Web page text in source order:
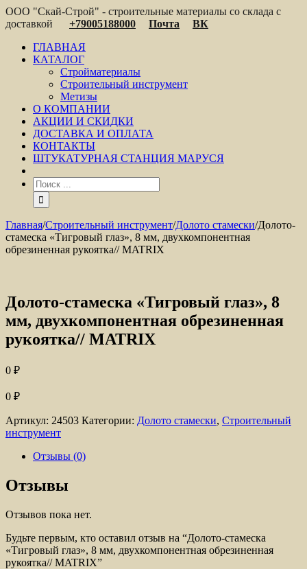
ООО "Скай-Строй" - строительные материалы со склада с
доставкой
+79005188000 Почта
ВК
ГЛАВНАЯ
КАТАЛОГ
Стройматериалы
Строительный инструмент
Метизы
О КОМПАНИИ
АКЦИИ И СКИДКИ
ДОСТАВКА И ОПЛАТА
КОНТАКТЫ
ШТУКАТУРНАЯ СТАНЦИЯ МАРУСЯ
Главная/Строительный инструмент/Долото стамески/Долото-
стамеска «Тигровый глаз», 8 мм, двухкомпонентная
обрезиненная рукоятка// MATRIX
Долото-стамеска «Тигровый глаз», 8
мм, двухкомпонентная обрезиненная
рукоятка// MATRIX
0 ₽
0 ₽
Артикул: 24503 Категории: Долото стамески, Строительный
инструмент
Отзывы (0)
Отзывы
Отзывов пока нет.
Будьте первым, кто оставил отзыв на “Долото-стамеска
«Тигровый глаз», 8 мм, двухкомпонентная обрезиненная
рукоятка// MATRIX”